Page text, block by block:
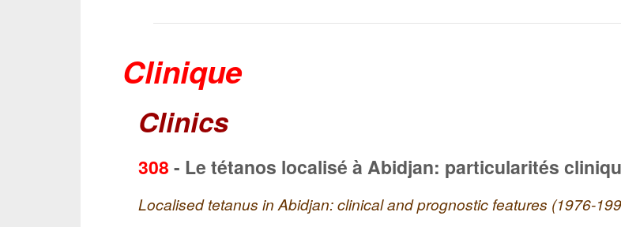
Clinique
Clinics
308 - Le tétanos localisé à Abidjan: particularités
Localised tetanus in Abidjan: clinical and prognostic features (1976-